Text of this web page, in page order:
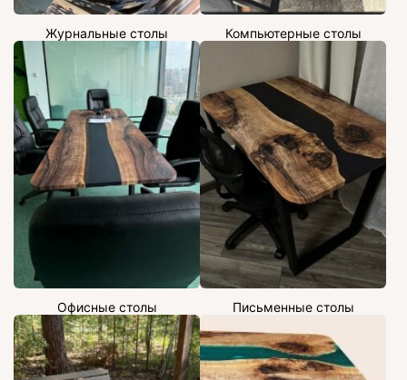
Журнальные столы Компьютерные столы
Офисные столы Письменные столы